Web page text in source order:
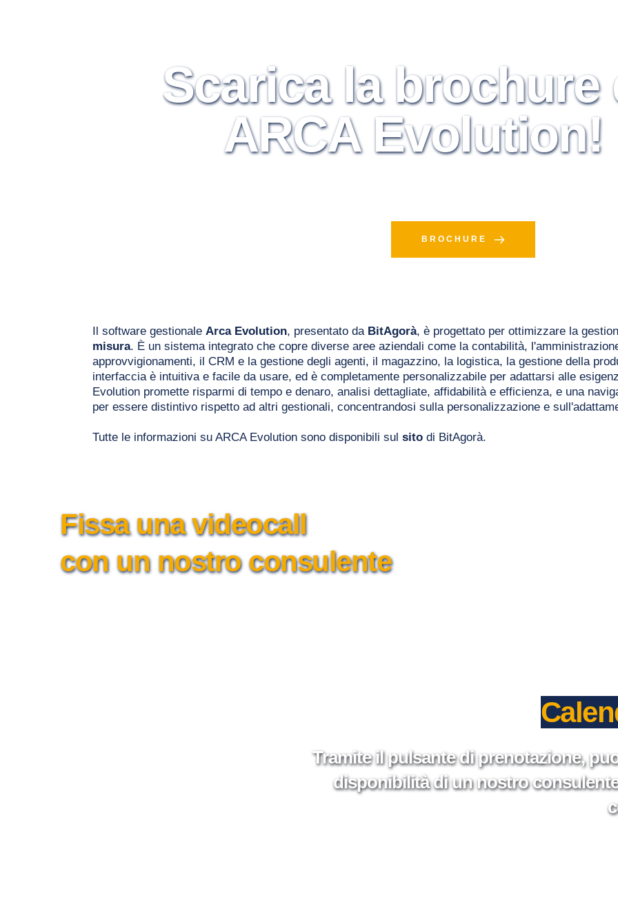
Scarica la brochure
ARCA Evolution!
BROCHURE
Il software gestionale Arca Evolution, presentato da BitAgorà, è progettato per ottimizzare la
misura. È un sistema integrato che copre diverse aree aziendali come la contabilità,
approvvigionamenti, il CRM e la gestione degli agenti, il magazzino, la logistica, la gestione della
interfaccia è intuitiva e facile da usare, ed è completamente personalizzabile per adattarsi alle
Evolution promette risparmi di tempo e denaro, analisi dettagliate, affidabilità e efficienza, e una
per essere distintivo rispetto ad altri gestionali, concentrandosi sulla personalizzazione e
Tutte le informazioni su ARCA Evolution sono disponibili sul sito di BitAgorà.
Fissa una videocall
con un nostro consulente
Tramite il pulsante di prenotazione,
disponibilità di un nostro